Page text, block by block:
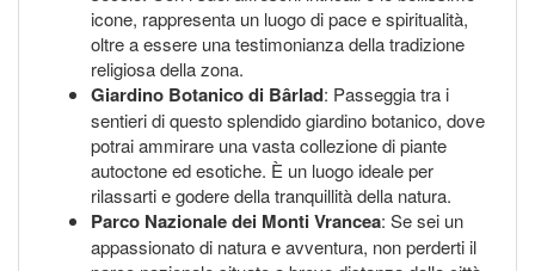
icone, rappresenta un luogo di pace e spiritualità,
oltre a essere una testimonianza della tradizione
religiosa della zona.
Giardino Botanico di Bârlad: Passeggia tra i
sentieri di questo splendido giardino botanico, dove
potrai ammirare una vasta collezione di piante
autoctone ed esotiche. È un luogo ideale per
rilassarti e godere della tranquillità della natura.
Parco Nazionale dei Monti Vrancea: Se sei un
appassionato di natura e avventura, non perderti il